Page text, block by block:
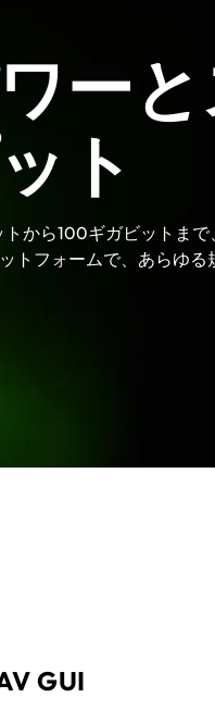
ー
ト
トから100ギガビットま
トフォームで、あらゆ
GUI